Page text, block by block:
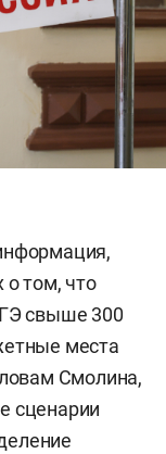
о том, что
свыше 300
места
Смолина,
сценарии